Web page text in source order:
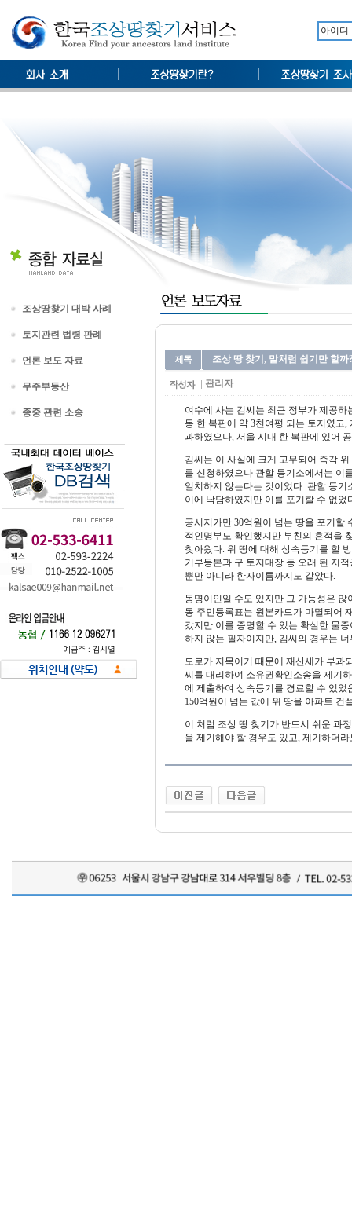
조상땅찾기 대박 사례
토지관련 법령 판례
언론 보도 자료
무주부동산
종중 관련 소송
조상 땅 찾기, 말처럼 쉽기만 할까
관리자
여수에 사는 김씨는 최근 정부가 제공
동 한 복판에 약 3천여평 되는 토지였고
과하였으나, 서울 시내 한 복판에 있어
김씨는 이 사실에 크게 고무되어 즉각
를 신청하였으나 관할 등기소에서는 이
일치하지 않는다는 것이었다. 관할 등
이에 낙담하였지만 이를 포기할 수 없었
공시지가만 30억원이 넘는 땅을 포기할
적인명부도 확인했지만 부친의 흔적을
찾아왔다. 위 땅에 대해 상속등기를 할
기부등본과 구 토지대장 등 오래 된 지
뿐만 아니라 한자이름까지도 같았다.
동명이인일 수도 있지만 그 가능성은
동 주민등록표는 원본카드가 마멸되어
갔지만 이를 증명할 수 있는 확실한 물
하지 않는 필자이지만, 김씨의 경우는
도로가 지목이기 때문에 재산세가 부과
씨를 대리하여 소유권확인소송을 제기
에 제출하여 상속등기를 경료할 수 있
150억원이 넘는 값에 위 땅을 아파트 건
이 처럼 조상 땅 찾기가 반드시 쉬운 과
을 제기해야 할 경우도 있고, 제기하더